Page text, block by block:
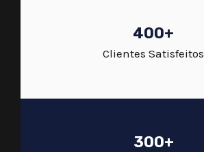
400+
Clientes Satisfeitos
300+